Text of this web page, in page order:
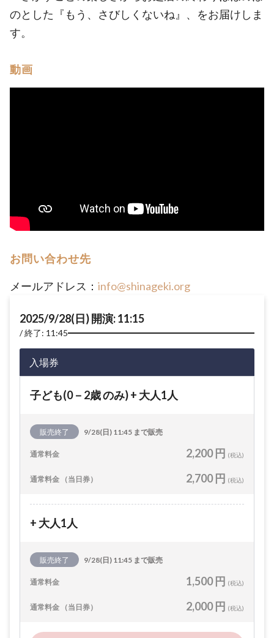
のとした『もう、さびしくないね』、をお届けしま
す。
動画
お問い合わせ先
メールアドレス： info@shinageki.org
2025/9/28(日) 開演: 11:15
終了: 11:45
入場券
子ども(0－2歳 のみ) + 大人1人
販売終了 9/28(日) 11:45 まで販売
通常料金 2,200 円 (税込)
通常料金 （当日券） 2,700 円 (税込)
+ 大人1人
販売終了 9/28(日) 11:45 まで販売
通常料金 1,500 円 (税込)
通常料金 （当日券） 2,000 円 (税込)